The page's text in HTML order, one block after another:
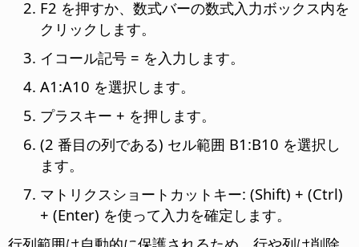
F2 を押すか、数式バーの数式入力ボックス内を
クリックします。
イコール記号 = を入力します。
A1:A10 を選択します。
プラスキー + を押します。
(2 番目の列である) セル範囲 B1:B10 を選択し
ます。
マトリクスショートカットキー: (Shift) + (Ctrl)
+ (Enter) を使って入力を確定します。